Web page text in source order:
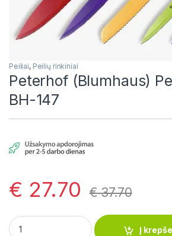
Peiliai, Peilių rinkiniai
Peterhof (Blumhaus)
BH-147
€ 27.70 €37.70
Peterhof (Blumhaus) Peilių rinkinys
Į